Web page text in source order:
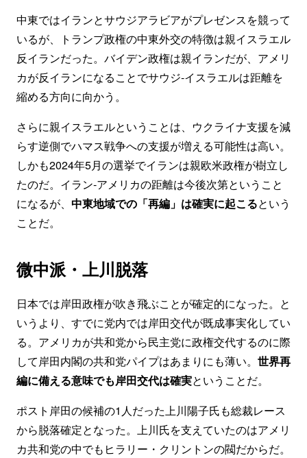
中東ではイランとサウジアラビアがプレゼンスを競って
いるが、トランプ政権の中東外交の特徴は親イスラエル
反イランだった。バイデン政権は親イランだが、アメリ
カが反イランになることでサウジ‐イスラエルは距離を
縮める方向に向かう。
さらに親イスラエルということは、ウクライナ支援を減
らす逆側でハマス戦争への支援が増える可能性は高い。
しかも2024年5月の選挙でイランは親欧米政権が樹立し
たのだ。イラン‐アメリカの距離は今後次第ということ
になるが、 中東地域での「再編」は確実に起こるという
ことだ。
微中派・上川脱落
日本では岸田政権が吹き飛ぶことが確定的になった。と
いうより、すでに党内では岸田交代が既成事実化してい
る。アメリカが共和党から民主党に政権交代するのに際
して岸田内閣の共和党パイプはあまりにも薄い。 世界再
編に備える意味でも岸田交代は確実ということだ。
ポスト岸田の候補の1人だった上川陽子氏も総裁レース
から脱落確定となった。上川氏を支えていたのはアメリ
カ共和党の中でもヒラリー・クリントンの閥だからだ。